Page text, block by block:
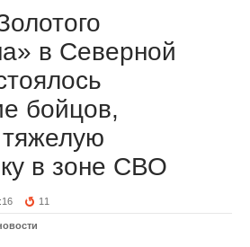
в Северной
бойцов,
в зоне СВО
11